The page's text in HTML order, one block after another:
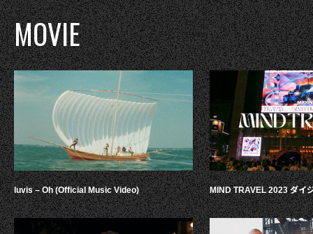
MOVIE
luvis – Oh (Official Music Video) MIND TRAVEL 2023 ダイ